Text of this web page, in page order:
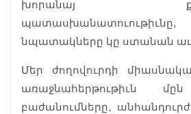
խորանայ
նպատակները կը ստանան
Մեր ժողովուրդի
առաջնահերթութիւն
բաժանումները,